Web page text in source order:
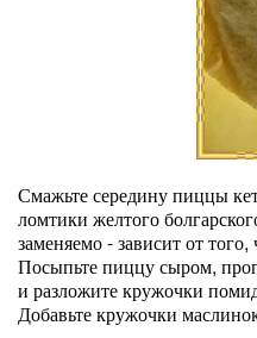
Смажьте середину пиццы
ломтики желтого
заменяемо - зависит от того,
Посыпьте пиццу сыром,
и разложите кружочки
Добавьте кружочки